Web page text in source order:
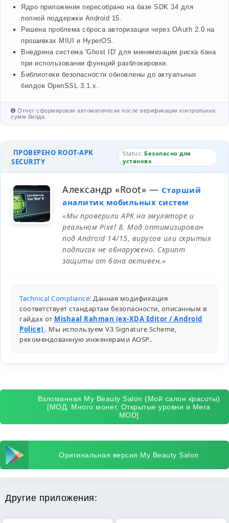
Ядро приложения пересобрано на базе SDK 34 для
полной поддержки Android 15.
Решена проблема сброса авторизации через OAuth 2.0 на
прошивках MIUI и HyperOS.
Внедрена система 'Ghost ID' для минимизации риска бана
при использовании функций разблокировки.
Библиотеки безопасности обновлены до актуальных
билдов OpenSSL 3.1.x.
Отчет сформирован автоматически после верификации контрольных
сумм билда.
ПРОВЕРЕНО ROOT-APK
SECURITY
Status: Безопасно для
установк
Александр «Root» — Старший
аналитик мобильных систем
«Мы проверили APK на эмуляторе и
реальном Pixel 8. Мод оптимизирован
под Android 14/15, вирусов или скрытых
подписок не обнаружено. Скрипт
защиты от бана активен.»
Technical Compliance: Данная модификация
соответствует стандартам безопасности, описанным в
гайдах от Mishaal Rahman (ex-XDA Editor / Android
Police) . Мы используем V3 Signature Scheme,
рекомендованную инженерами AOSP.
Взломанная My Beauty Salon (Мой салон красоты)
[МОД: Много монет, Открытые уровни и Мега
MOD]
Оригинальная версия My Beauty Salon
Другие приложения: